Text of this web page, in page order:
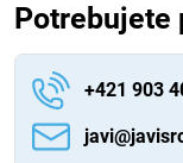
Potrebujete
+421 903